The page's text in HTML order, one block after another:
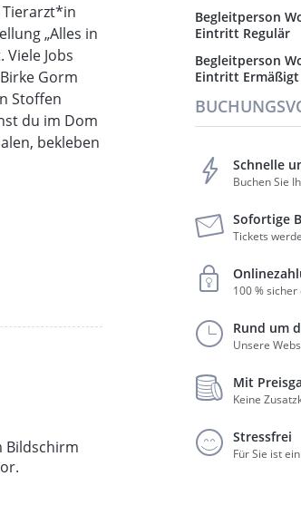
Tierarzt*in
„Alles in
Jobs
Gorm
Stoffen
du im Dom
bekleben
Bildschirm
Begleitperson
Eintritt Regulär
Begleitperson
Eintritt Ermäßigt
Schnelle
Buchen Sie
Sofortige
Tickets
100 % sicher
Rund um
Unsere
Mit
Keine
Stressfrei
Für Sie ist